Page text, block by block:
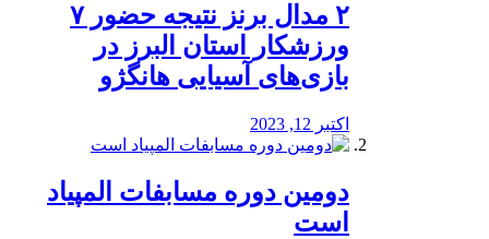
۲ مدال برنز نتیجه حضور ۷
ورزشکار استان البرز در
بازی‌های آسیایی هانگژو
اکتبر 12, 2023
دومین دوره مسابفات المپیاد
است